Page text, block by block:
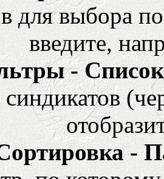
для выбора
введите,
- Список
-